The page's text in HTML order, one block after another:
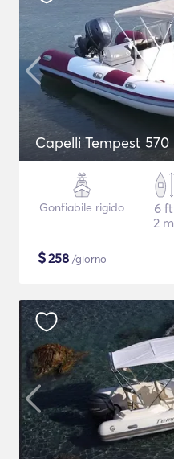
Capelli Tempest 570
Gonfiabile rigido
6 ft
2 m
$258 /giorno